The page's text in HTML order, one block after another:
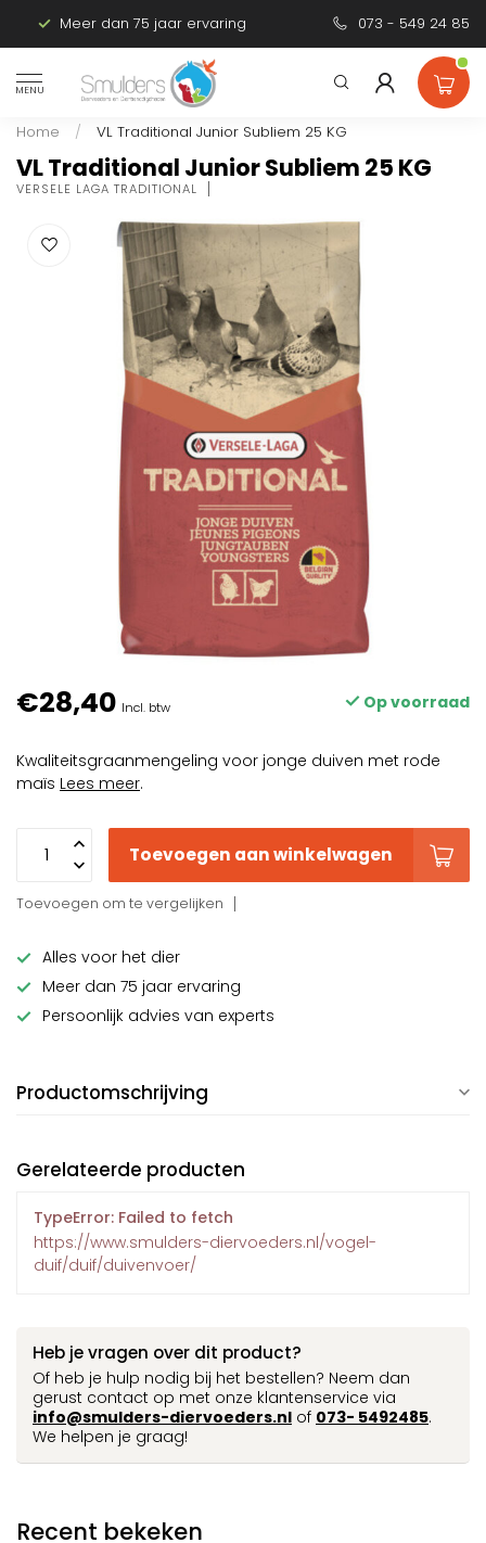
Meer dan 75 jaar ervaring Persoonlijk
073 - 549 24 85
MENU
Home / VL Traditional Junior Subliem 25 KG
VL Traditional Junior Subliem 25 KG
VERSELE LAGA TRADITIONAL
€28,40 Incl. btw Op voorraad
Kwaliteitsgraanmengeling voor jonge duiven met rode
maïs Lees meer.
Toevoegen aan winkelwagen
Toevoegen om te vergelijken
Alles voor het dier
Meer dan 75 jaar ervaring
Persoonlijk advies van experts
Productomschrijving
Gerelateerde producten
TypeError: Failed to fetch
https://www.smulders-diervoeders.nl/vogel-
duif/duif/duivenvoer/
Heb je vragen over dit product?
Of heb je hulp nodig bij het bestellen? Neem dan
gerust contact op met onze klantenservice via
info@smulders-diervoeders.nl of 073- 5492485.
We helpen je graag!
Recent bekeken